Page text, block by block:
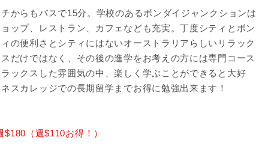
からもバスで15分。学校のあるボンダイジャンクションは
ップ、レストラン、カフェなども充実。丁度シティとボン
の便利さとシティにはないオーストラリアらしいリラック
だけではなく、その後の進学をお考えの方には専門コース
ックスした雰囲気の中、楽しく学ぶことができると大好
スカレッジでの長期留学までお得に勉強出来ます！
$180（週$110お得！）